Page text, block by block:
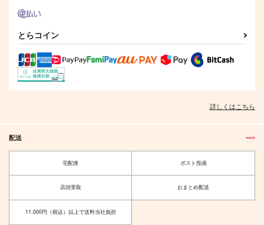
きょうはかけっこびよ
Photo Flame Clock
さよならばっどえんど
とらコイン
詳しくはこちら
配送
宅配便 ポスト投函
店頭受取 おまとめ配送
11,000円（税込）以上で送料当社負担